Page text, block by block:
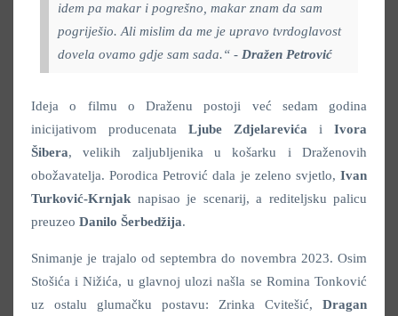
idem pa makar i pogrešno, makar znam da sam
pogriješio. Ali mislim da me je upravo tvrdoglavost
dovela ovamo gdje sam sada.“ - Dražen Petrović
Ideja o filmu o Draženu postoji već sedam godina
inicijativom producenata Ljube Zdjelarevića i Ivora
Šibera, velikih zaljubljenika u košarku i Draženovih
obožavatelja. Porodica Petrović dala je zeleno svjetlo, Ivan
Turković-Krnjak napisao je scenarij, a rediteljsku palicu
preuzeo Danilo Šerbedžija.
Snimanje je trajalo od septembra do novembra 2023. Osim
Stošića i Nižića, u glavnoj ulozi našla se Romina Tonković
uz ostalu glumačku postavu: Zrinka Cvitešić, Dragan